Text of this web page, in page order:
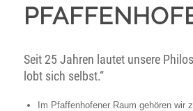
Seit 25 Jahren lautet unsere
lobt sich selbst.“
Im Pfaffenhofener Raum gehören wir